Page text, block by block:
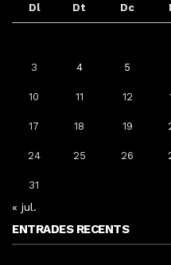
Dl Dt Dc
3 4 5
10 11 12
17 18 19
24 25 26
31
« jul.
ENTRADES RECENTS